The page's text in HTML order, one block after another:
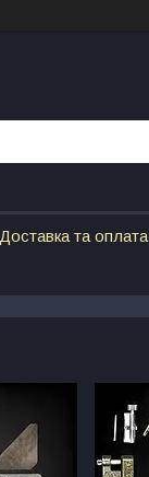
Доставка та оплата